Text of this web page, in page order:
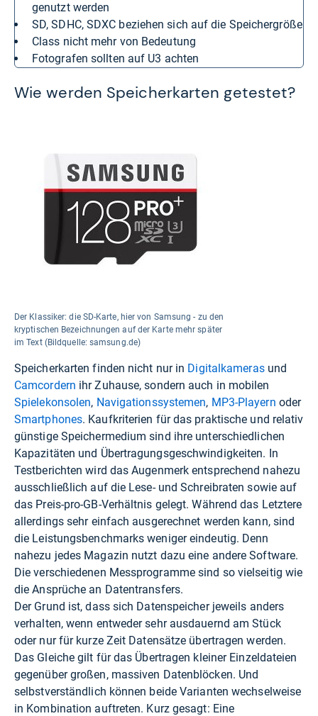
genutzt werden
SD, SDHC, SDXC beziehen sich auf die Speichergröße
Class nicht mehr von Bedeutung
Fotografen sollten auf U3 achten
Wie werden Speicherkarten getestet?
Der Klassiker: die SD-Karte, hier von Samsung - zu den
kryptischen Bezeichnungen auf der Karte mehr später
im Text (Bildquelle: samsung.de)
Speicherkarten finden nicht nur in Digitalkamerasund
Camcordern ihr Zuhause, sondern auch in mobilen
Spielekonsolen, Navigationssystemen, MP3-Playern oder
Smartphones. Kaufkriterien für das praktische und relativ
günstige Speichermedium sind ihre unterschiedlichen
Kapazitäten und Übertragungsgeschwindigkeiten. In
Testberichten wird das Augenmerk entsprechend nahezu
ausschließlich auf die Lese- und Schreibraten sowie auf
das Preis-pro-GB-Verhältnis gelegt. Während das Letztere
allerdings sehr einfach ausgerechnet werden kann, sind
die Leistungsbenchmarks weniger eindeutig. Denn
nahezu jedes Magazin nutzt dazu eine andere Software.
Die verschiedenen Messprogramme sind so vielseitig wie
die Ansprüche an Datentransfers.
Der Grund ist, dass sich Datenspeicher jeweils anders
verhalten, wenn entweder sehr ausdauernd am Stück
oder nur für kurze Zeit Datensätze übertragen werden.
Das Gleiche gilt für das Übertragen kleiner Einzeldateien
gegenüber großen, massiven Datenblöcken. Und
selbstverständlich können beide Varianten wechselweise
in Kombination auftreten. Kurz gesagt: Eine